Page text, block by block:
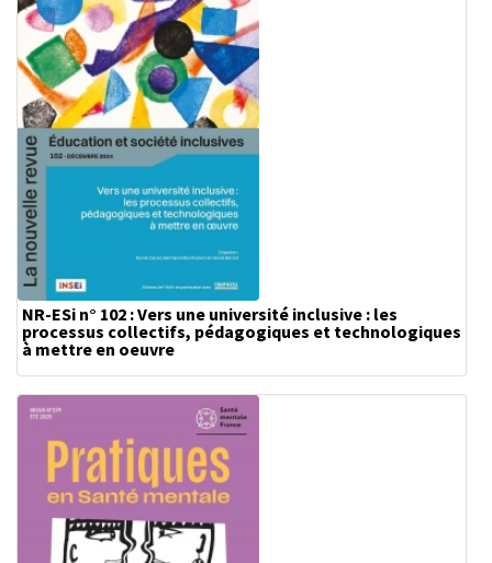
NR-ESi n° 102 : Vers une université inclusive : les
processus collectifs, pédagogiques et technologiques
à mettre en oeuvre